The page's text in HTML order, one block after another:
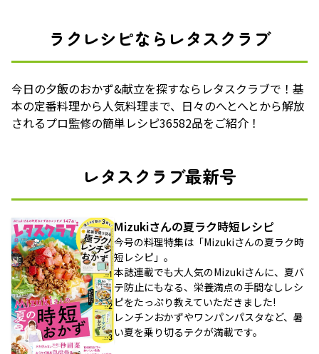
ラクレシピならレタスクラブ
今日の夕飯のおかず&献立を探すならレタスクラブで！基
本の定番料理から人気料理まで、日々のへとへとから解放
されるプロ監修の簡単レシピ36582品をご紹介！
レタスクラブ最新号
Mizukiさんの夏ラク時短レシピ
今号の料理特集は「Mizukiさんの夏ラク時
短レシピ」。
本誌連載でも大人気のMizukiさんに、夏バ
テ防止にもなる、栄養満点の手間なしレシ
ピをたっぷり教えていただきました!
レンチンおかずやワンパンパスタなど、暑
い夏を乗り切るテクが満載です。